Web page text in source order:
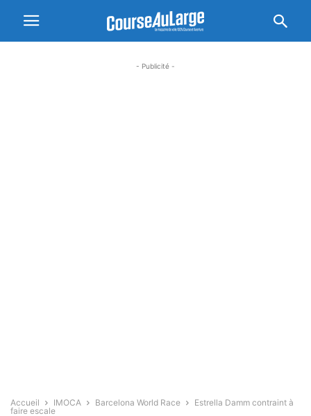
- Publicité -
Accueil IMOCA Barcelona World Race
Estrella Damm contraint à
faire escale